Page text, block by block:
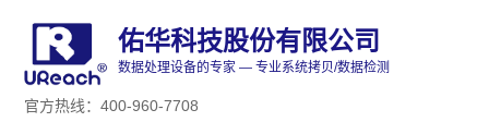
佑华科技股份有限公司
数据处理设备的专家 — 专业系统拷贝/数据检测
官方热线：400-960-7708